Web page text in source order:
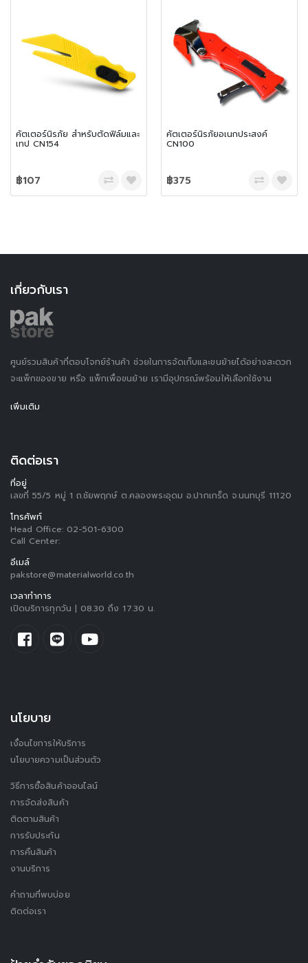
คัตเตอร์นิรภัย สำหรับตัดฟิล์มและ
เทป CN154
฿107
คัตเตอร์นิรภัยอเนกประสงค์
CN100
฿375
เกี่ยวกับเรา
ศูนย์รวมสินค้าที่ตอบโจทย์ร้านค้า ช่วยในการจัดเก็บและขนย้ายได้อย่างสะดวก
จะแพ็กของขาย หรือ แพ็กเพื่อขนย้าย เรามีอุปกรณ์พร้อมให้เลือกใช้งาน
เพิ่มเติม
ติดต่อเรา
ที่อยู่
เลขที่ 55/5 หมู่ 1 ถ.ชัยพฤกษ์ ต.คลองพระอุดม อ.ปากเกร็ด จ.นนทบุรี 11120
โทรศัพท์
Head Office: 02-501-6300
Call Center:
อีเมล์
pakstore@materialworld.co.th
เวลาทำการ
เปิดบริการทุกวัน | 08.30 ถึง 17.30 น.
นโยบาย
เงื่อนไขการให้บริการ
นโยบายความเป็นส่วนตัว
วิธีการซื้อสินค้าออนไลน์
การจัดส่งสินค้า
ติดตามสินค้า
การรับประกัน
การคืนสินค้า
งานบริการ
คำถามที่พบบ่อย
ติดต่อเรา